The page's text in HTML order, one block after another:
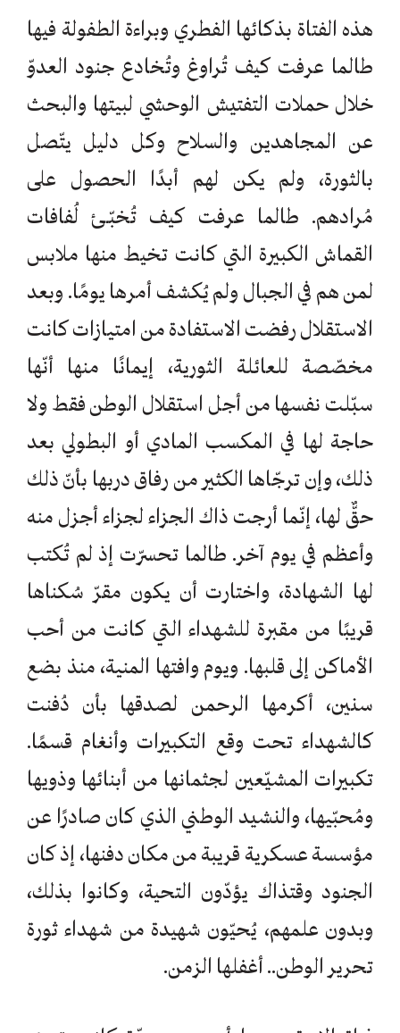
هذه الفتاة بذكائها الفطري وبراءة الطفولة فيها
طالما عرفت كيف تُراوغ وتُخادع جنود العدوّ
خلال حملات التفتيش الوحشي لبيتها والبحث
عن المجاهدين والسلاح وكل دليل يتّصل
بالثورة، ولم يكن لهم أبدًا الحصول على
مُرادهم. طالما عرفت كيف تُخبّـئ لُفافات
القماش الكبيرة التي كانت تخيط منها ملابس
لمن هم في الجبال ولم يُكشف أمرها يومًا. وبعد
الاستقلال رفضت الاستفادة من امتيازات كانت
مخصّصة للعائلة الثورية، إيمانًا منها أنّها
سبّلت نفسها من أجل استقلال الوطن فقط ولا
حاجة لها في المكسب المادي أو البطولي بعد
ذلك، وإن ترجّاها الكثير من رفاق دربها بأنّ ذلك
حقٌّ لها، إنّما أرجت ذاك الجزاء لجزاء أجزل منه
وأعظم في يوم آخر. طالما تحسرّت إذ لم تُكتب
لها الشهادة، واختارت أن يكون مقرّ سُكناها
قريبًا من مقبرة للشهداء التي كانت من أحب
الأماكن إلى قلبها. ويوم وافتها المنية، منذ بضع
سنين، أكرمها الرحمن لصدقها بأن دُفنت
كالشهداء تحت وقع التكبيرات وأنغام قسمًا.
تكبيرات المشيّعين لجثمانها من أبنائها وذويها
ومُحبّيها، والنشيد الوطني الذي كان صادرًا عن
مؤسسة عسكرية قريبة من مكان دفنها، إذ كان
الجنود وقتذاك يؤدّون التحية، وكانوا بذلك،
وبدون علمهم، يُحيّون شهيدة من شهداء ثورة
تحرير الوطن.. أغفلها الزمن.